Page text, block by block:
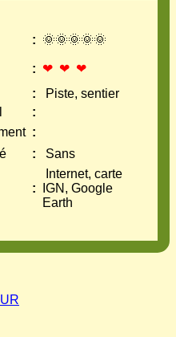
: 🌞🌞🌞🌞🌞
: ❤ ❤ ❤
:
Piste, sentier
:
:
: Sans
:
Internet, carte
IGN, Google
Earth